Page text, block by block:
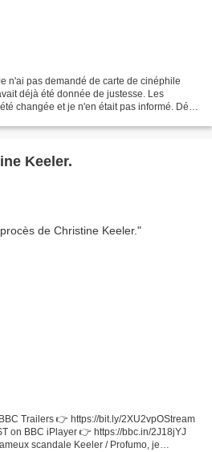
n'ai pas demandé de carte de cinéphile
déjà été donnée de justesse. Les
changée et je n'en était pas informé. Déjà,
Keeler.
Trailers 👉 https://bit.ly/2XU2vpOStream
on BBC iPlayer 👉 https://bbc.in/2J18jYJ
scandale Keeler / Profumo, je